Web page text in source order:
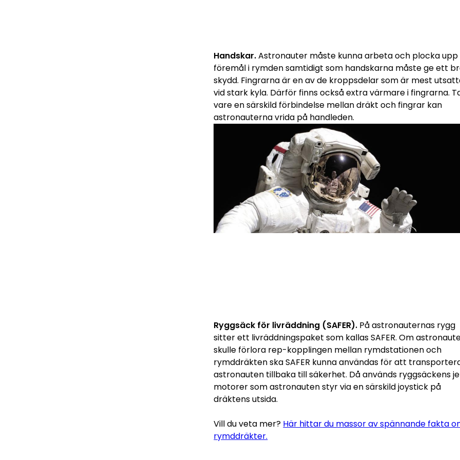
Handskar.Astronauter måste kunna arbeta och plocka upp
föremål i rymden samtidigt som handskarna måste ge ett
skydd. Fingrarna är en av de kroppsdelar som är mest
vid stark kyla. Därför finns också extra värmare i fingrarna.
vare en särskild förbindelse mellan dräkt och fingrar kan
astronauterna vrida på handleden.
Ryggsäck för livräddning (SAFER). På astronauternas rygg
sitter ett livräddningspaket som kallas SAFER. Om
skulle förlora rep-kopplingen mellan rymdstationen och
rymddräkten ska SAFER kunna användas för att
astronauten tillbaka till säkerhet. Då används ryggsäckens
motorer som astronauten styr via en särskild joystick på
dräktens utsida.
Vill du veta mer? Här hittar du massor av spännande fakta
rymddräkter.